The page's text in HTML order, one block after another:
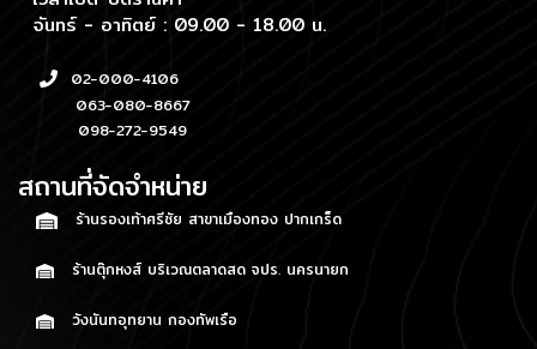
จันทร์ - อาทิตย์ : 09.00 - 18.00 น.
02-000-4106
063-080-8667
098-272-9549
สถานที่จัดจำหน่าย
ร้านรองเท้าศรีชัย สาขาเมืองทอง ปากเกร็ด
ร้านตุ๊กหงส์ บริเวณตลาดสด จปร. นครนายก
วังนันทอุทยาน กองทัพเรือ